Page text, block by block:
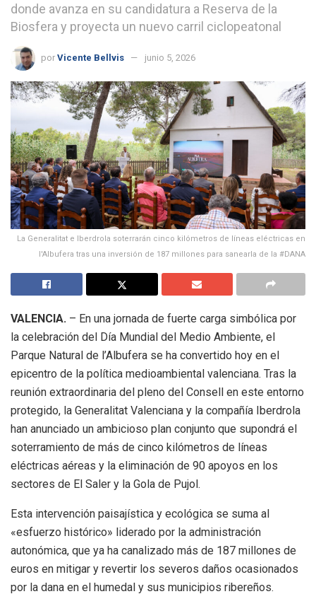
donde avanza en su candidatura a Reserva de la
Biosfera y proyecta un nuevo carril ciclopeatonal
por Vicente Bellvis junio 5, 2026
La Generalitat e Iberdrola soterrarán cinco kilómetros de líneas eléctricas en
l'Albufera tras una inversión de 187 millones para sanearla de la #DANA
VALENCIA. – En una jornada de fuerte carga simbólica por
la celebración del Día Mundial del Medio Ambiente, el
Parque Natural de l’Albufera se ha convertido hoy en el
epicentro de la política medioambiental valenciana. Tras la
reunión extraordinaria del pleno del Consell en este entorno
protegido, la Generalitat Valenciana y la compañía Iberdrola
han anunciado un ambicioso plan conjunto que supondrá el
soterramiento de más de cinco kilómetros de líneas
eléctricas aéreas y la eliminación de 90 apoyos en los
sectores de El Saler y la Gola de Pujol.
Esta intervención paisajística y ecológica se suma al
«esfuerzo histórico» liderado por la administración
autonómica, que ya ha canalizado más de 187 millones de
euros en mitigar y revertir los severos daños ocasionados
por la dana en el humedal y sus municipios ribereños.